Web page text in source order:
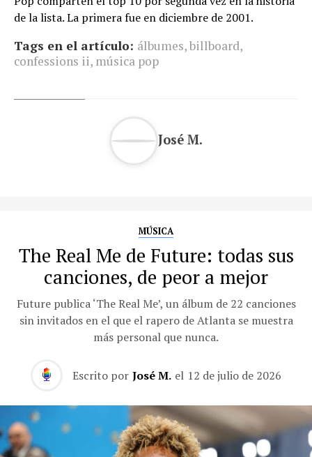
de la lista. La primera fue en diciembre de 2001.
Tags en el artículo: álbumes,billboard,
confessions ii, música pop
José M.
MÚSICA
The Real Me de Future: todas sus
canciones, de peor a mejor
Future publica ‘The Real Me’, un álbum de 22 canciones
sin invitados en el que el rapero de Atlanta se muestra
más personal que nunca.
Escrito por José M. el 12 de julio de 2026